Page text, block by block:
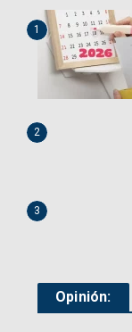
1
2
3
Opinión: